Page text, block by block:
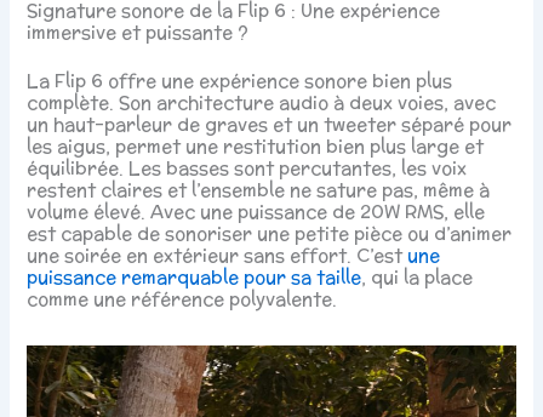
Signature sonore de la Flip 6 : Une expérience
immersive et puissante ?
La Flip 6 offre une expérience sonore bien plus
complète. Son architecture audio à deux voies, avec
un haut-parleur de graves et un tweeter séparé pour
les aigus, permet une restitution bien plus large et
équilibrée. Les basses sont percutantes, les voix
restent claires et l’ensemble ne sature pas, même à
volume élevé. Avec une puissance de 20W RMS, elle
est capable de sonoriser une petite pièce ou d’animer
une soirée en extérieur sans effort. C’estune
puissance remarquable pour sa taille, qui la place
comme une référence polyvalente.